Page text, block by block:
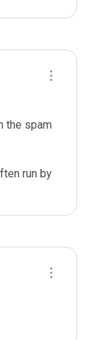
the spam
run by